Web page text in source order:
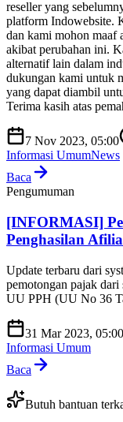
reseller yang
platform Indowebsite.
dan kami mohon maaf
akibat perubahan ini.
alternatif lain dalam
dukungan kami untuk
yang dapat diambil
Terima kasih atas
7 Nov 2023, 05:00
Informasi UmumNews
Baca
Pengumuman
[INFORMASI]
Penghasilan
Update terbaru dari
pemotongan pajak dari
UU PPH (UU No 36
31 Mar 2023, 05:00
Informasi Umum
Baca
Butuh bantuan